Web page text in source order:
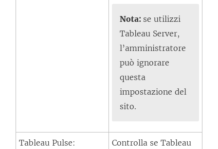
n
)
l
a
n
Nota: se utilizzi
Tableau Server,
l’amministratore
può ignorare
questa
impostazione del
sito.
Tableau Pulse:
Controlla se Tableau